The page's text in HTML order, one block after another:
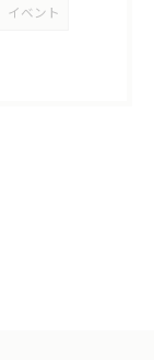
イベント